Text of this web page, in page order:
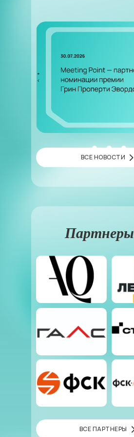
ВСЕ НОВОСТИ
ВСЕ ПАРТНЕРЫ
Партнеры